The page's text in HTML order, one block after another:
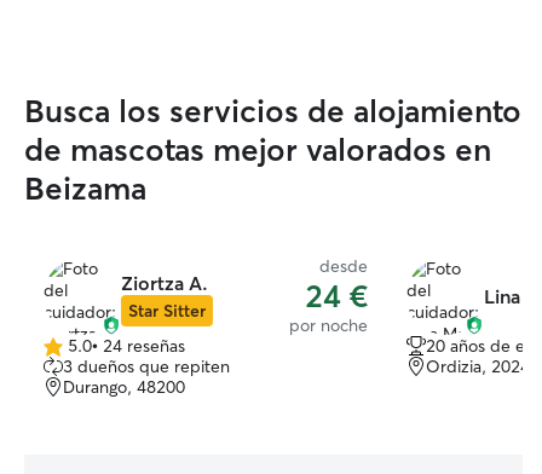
Busca los servicios de alojamiento
de mascotas mejor valorados en
Beizama
Ziortza A.
Star Sitter
desde
24 €
por noche
5.0
de
5
5.0• 24 reseñas
3 dueños que repiten
Durango, 48200
Lina
20 años de
Ordizia, 20240